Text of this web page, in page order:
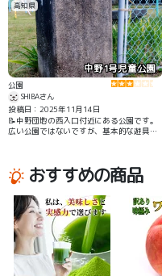
高知県
中野1号児童公園
公園
SHIBAさん
投稿日：2025年11月14日
📝中野団地の西入口付近にある公園です。
広い公園ではないですが、基本的な遊具は
おすすめの商品